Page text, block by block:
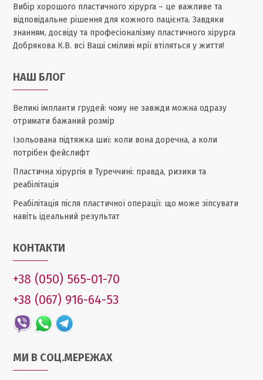
Вибір хорошого пластичного хірурга – це важливе та
відповідальне рішення для кожного пацієнта. Завдяки
знанням, досвіду та професіоналізму пластичного хірурга
Добрякова К.В. всі Ваші сміливі мрії втіляться у життя!
НАШ БЛОГ
Великі імпланти грудей: чому не завжди можна одразу
отримати бажаний розмір
Ізольована підтяжка шиї: коли вона доречна, а коли
потрібен фейслифт
Пластична хірургія в Туреччині: правда, ризики та
реабілітація
Реабілітація після пластичної операції: що може зіпсувати
навіть ідеальний результат
КОНТАКТИ
+38 (050) 565-01-70
+38 (067) 916-64-53
МИ В СОЦ.МЕРЕЖАХ